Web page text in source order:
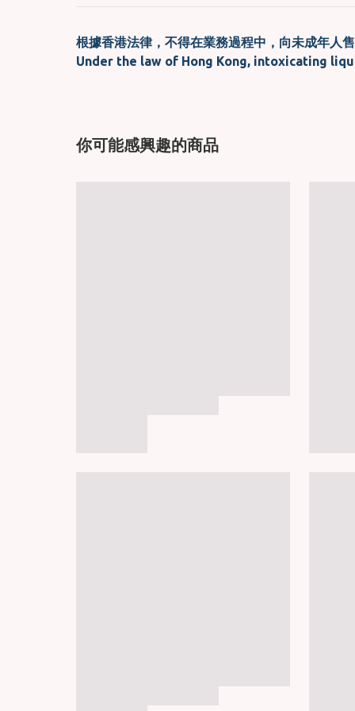
根據香港法律，不得在業務過程中，向未成年人
Under the law of Hong Kong, intoxicating
你可能感興趣的商品